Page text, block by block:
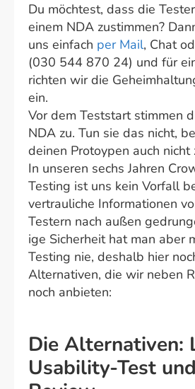
Du möchtest, dass die
einem NDA zustimmen?
uns einfach per Mail, Chat
(030 544 870 24) und für
richten wir die
ein.
Vor dem Teststart stimmen
NDA zu. Tun sie das nicht,
deinen Protoypen auch nicht
In unseren sechs Jahren
Testing ist uns kein Vorfall
vertrauliche Informationen
Testern nach außen
ige Sicherheit hat man aber
Testing nie, deshalb hier
Alternativen, die wir neben
noch anbieten:
Die Alternativen:
Usability-Test